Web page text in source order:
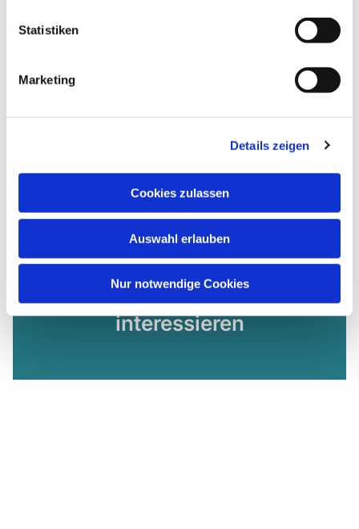
Statistiken
Marketing
Details zeigen
Cookies zulassen
Auswahl erlauben
Nur notwendige Cookies
Dies könnte Sie auch
interessieren